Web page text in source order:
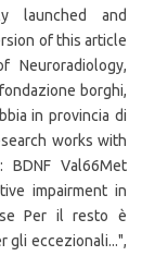
launched and
of this article
borghi,
in provincia di
works with
BDNF Val66Met
impairment in
Per il resto è
gli eccezionali...",